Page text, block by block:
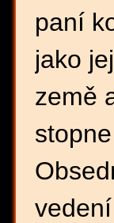
paní
jako
země